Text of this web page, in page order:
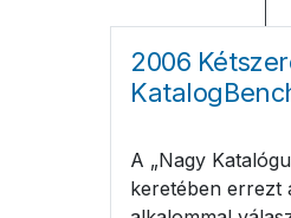
2006
A „Nagy
keretében errezt